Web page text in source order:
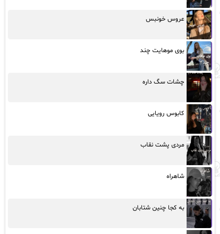
عروس خونبس
بوی موهایت چند
چشات سگ داره
کابوس رویایی
مردی پشت نقاب
شاهراه
به کجا چنین شتابان